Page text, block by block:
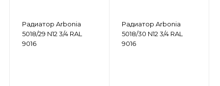
Радиатор Arbonia
5018/29 N12 3/4 RAL
9016
Радиатор Arbonia
5018/30 N12 3/4 RAL
9016